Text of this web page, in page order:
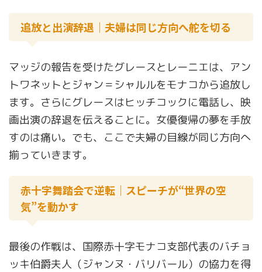
追放と出演辞退｜夫婦は同じ方向へ舵を切る
マッジの報告を受けたグレースとレーニエは、アン
トワネットとジャン＝シャルルをモナコから追放し
ます。さらにグレースはヒッチコックに電話し、映
画出演の辞退を伝えることに。女優復帰の夢を手放
すのは痛い。でも、ここで夫婦の目線が同じ方向へ
揃っていきます。
赤十字舞踏会で逆転｜スピーチが“世界の空
気”を動かす
最後の作戦は、国際赤十字モナコ支部代表のバチョ
ッキ伯爵夫人（ジャンヌ・バリバール）の協力を得